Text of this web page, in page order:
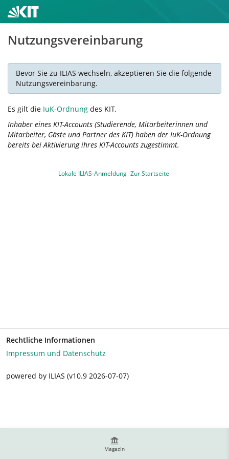
Magazin
Nutzungsvereinbarung
Bevor Sie zu ILIAS wechseln, akzeptieren Sie die folgende
Nutzungsvereinbarung.
Es gilt die IuK-Ordnung des KIT.
Inhaber eines KIT-Accounts (Studierende, Mitarbeiterinnen und
Mitarbeiter, Gäste und Partner des KIT) haben der IuK-Ordnung
bereits bei Aktivierung ihres KIT-Accounts zugestimmt.
Lokale ILIAS-Anmeldung Zur Startseite
Rechtliche Informationen
Impressum und Datenschutz
powered by ILIAS (v10.9 2026-07-07)